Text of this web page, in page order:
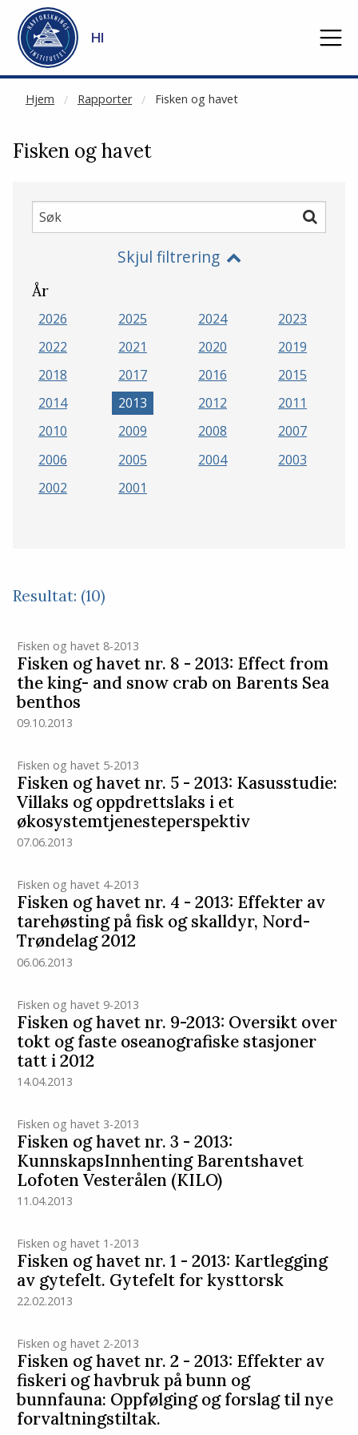
Gå til hovedinnhold
HI
Hjem Rapporter Fisken og havet
NOT CACHED
Fisken og havet
Søk Søk
Skjul filtrering
År
2026 2025 2024
2023
2022
2021 2020
2019
2018
2017 2016
2015
2014
2013 2012
2011
2010
2009 2008
2007
2006
2005 2004
2003
2002
2001
Resultat: (10)
Fisken og havet 8-2013
Fisken og havet nr. 8 - 2013: Effect from
the king- and snow crab on Barents Sea
benthos
09.10.2013
Fisken og havet 5-2013
Fisken og havet nr. 5 - 2013: Kasusstudie:
Villaks og oppdrettslaks i et
økosystemtjenesteperspektiv
07.06.2013
Fisken og havet 4-2013
Fisken og havet nr. 4 - 2013: Effekter av
tarehøsting på fisk og skalldyr, Nord-
Trøndelag 2012
06.06.2013
Fisken og havet 9-2013
Fisken og havet nr. 9-2013: Oversikt over
tokt og faste oseanografiske stasjoner
tatt i 2012
14.04.2013
Fisken og havet 3-2013
Fisken og havet nr. 3 - 2013:
KunnskapsInnhenting Barentshavet
Lofoten Vesterålen (KILO)
11.04.2013
Fisken og havet 1-2013
Fisken og havet nr. 1 - 2013: Kartlegging
av gytefelt. Gytefelt for kysttorsk
22.02.2013
Fisken og havet 2-2013
Fisken og havet nr. 2 - 2013: Effekter av
fiskeri og havbruk på bunn og
bunnfauna: Oppfølging og forslag til nye
forvaltningstiltak.